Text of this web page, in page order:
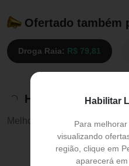
Habilitar
Para
visualizando
região, clique em
aparecerá
Ofertado também
Droga Raia: R$ 79,81
Histórico de
Melhor preço: R$ 79,81